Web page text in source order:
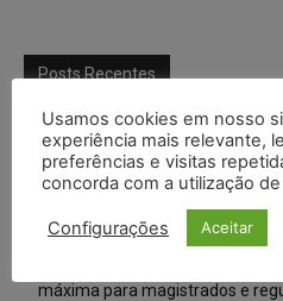
Posts Recentes
Cibercriminosos exploram
ferramentas de acesso remoto
Anvisa prevê novas aprovações
reforça combate ao mercado
máxima para magistrados e
Usamos cookies em nosso
experiência mais relevante,
preferências e visitas
concorda com a utilização
Configurações Aceitar